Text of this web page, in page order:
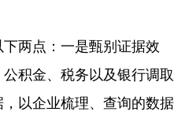
两点：一是甄别证据效
积金、税务以及银行调取
以企业梳理、查询的数据